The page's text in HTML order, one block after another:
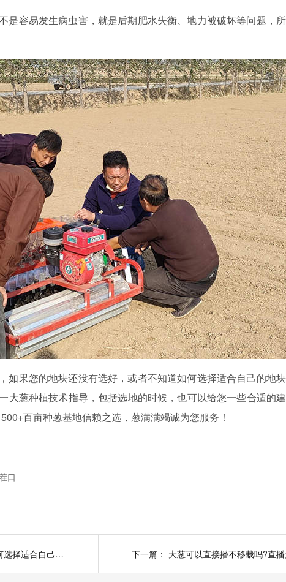
是容易发生病虫害，就是后期肥水失衡、地力被破坏等问题，
如果您的地块还没有选好，或者不知道如何选择适合自己的地
大葱种植技术指导，包括选地的时候，也可以给您一些合适的
百亩种葱基地信赖之选，葱满满竭诚为您服务！
口
大葱种子哪个品种好?如何选择适合自己的大葱种子? 下一篇：